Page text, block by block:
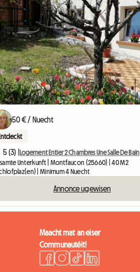
50 € / Nuecht
5 (3) |
Logement Entier 2 Chambres Une Salle De Bain
Unterkunft | Montfaucon (25660) | 40 M2
| Minimum 4 Nuecht
Annonce ugewisen
Maacht mat an eiser
Communautéit!